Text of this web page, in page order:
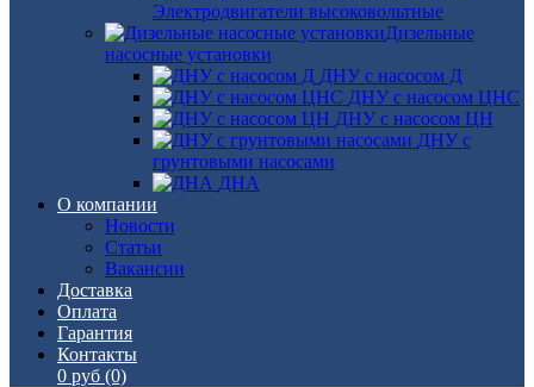
Электродвигатели высоковольтные
Дизельные
насосные установки
ДНУ с насосом Д
ДНУ с насосом ЦНС
ДНУ с насосом ЦН
ДНУ с
грунтовыми насосами
ДНА
О компании
Новости
Статьи
Вакансии
Доставка
Оплата
Гарантия
Контакты
0 руб (0)